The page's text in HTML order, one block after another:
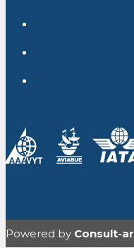
Powered by Consult-ar